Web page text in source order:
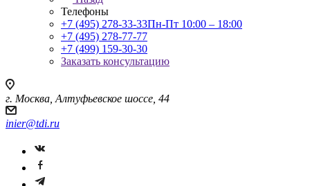
Телефоны
+7 (495) 278-33-33Пн-Пт 10:00 – 18:00
+7 (495) 278-77-77
+7 (499) 159-30-30
Заказать консультацию
г. Москва, Алтуфьевское шоссе, 44
inier@tdi.ru